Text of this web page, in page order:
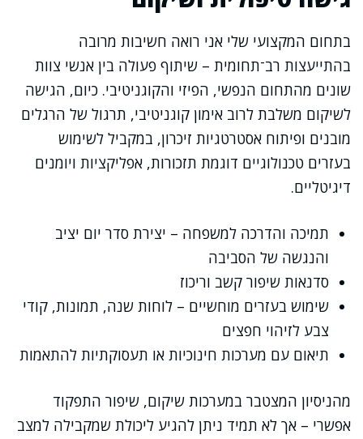
בתחום המקצועי שלי אני רואה חשיבות מרובה
בהתייעצות רב־תחומית – שיתוף פעולה בין אנשי צוות
שונים מהתחום הנפשי, הפיזי והקוגניטיבי. כיום, הגישה
לשיקום משלבת לרוב אימון קוגניטיבי, תרגול של הרגלים
מובנים ופיתוח אסטרטגיות זיכרון, במקביל לשימוש
בעזרים טכנולוגיים דוגמת תזכורות, אפליקציות ויומנים
דיגיטליים.
תמיכה והדרכה למשפחה – יצירת סדר יום יציב
והנגשה של הסביבה
סדנאות שיפור קשב וריכוז
שימוש בעזרים מוחשיים – לוחות שנה, תמונות, קודי
צבע לזיהוי חפצים
תיאום עם מערכות חינוכיות או תעסוקתיות להתאמות
מהניסיון המצטבר במערכות שיקום, שיפור התפקוד
אפשרי – אך לא תמיד ניתן להגיע ליכולת שמקבילה למצב